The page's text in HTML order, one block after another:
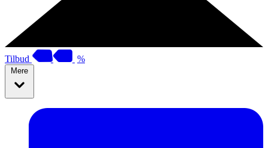
Tilbud %
Mere